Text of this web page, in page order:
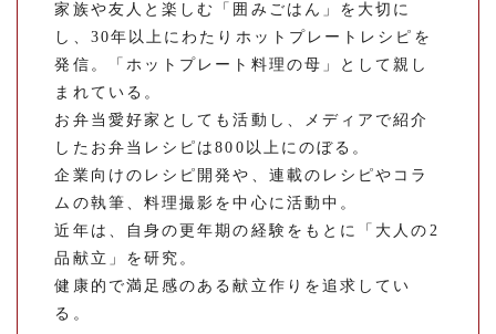
家族や友人と楽しむ「囲みごはん」を大切に
し、30年以上にわたりホットプレートレシピを
発信。「ホットプレート料理の母」として親し
まれている。
お弁当愛好家としても活動し、メディアで紹介
したお弁当レシピは800以上にのぼる。
企業向けのレシピ開発や、連載のレシピやコラ
ムの執筆、料理撮影を中心に活動中。
近年は、自身の更年期の経験をもとに「大人の2
品献立」を研究。
健康的で満足感のある献立作りを追求してい
る。